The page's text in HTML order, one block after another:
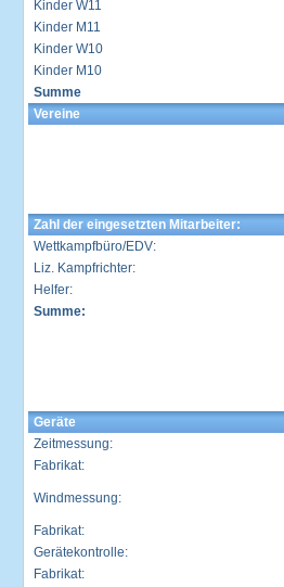
Kinder W11
Kinder M11
Kinder W10
Kinder M10
Summe
Vereine
Zahl der eingesetzten Mitarbeiter:
Wettkampfbüro/EDV:
Liz. Kampfrichter:
Helfer:
Summe:
Geräte
Zeitmessung:
Fabrikat:
Windmessung:
Fabrikat:
Gerätekontrolle:
Fabrikat: